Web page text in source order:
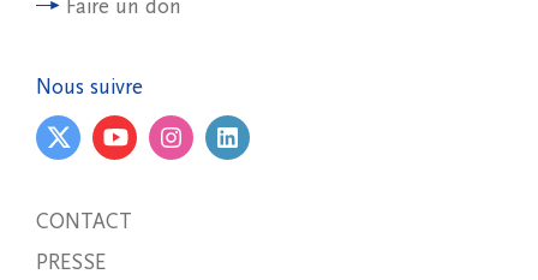
Faire un don
Nous suivre
CONTACT
PRESSE